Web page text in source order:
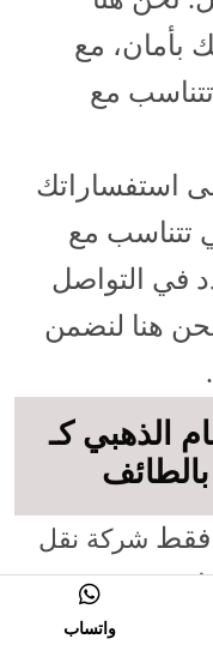
بأمان، مع
مع
استفساراتك
تتناسب مع
في التواصل
هنا لنضمن
الذهبي كـ
شركة نقل
من
بأكملها، حيث
واتساب